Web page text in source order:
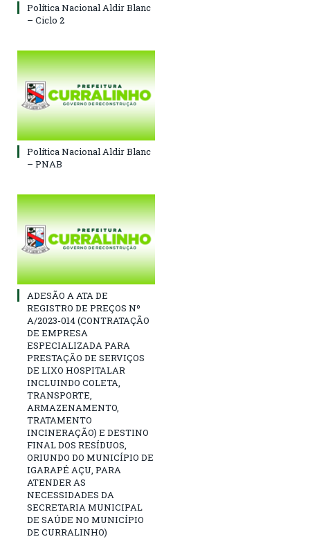
Política Nacional Aldir Blanc
– Ciclo 2
Política Nacional Aldir Blanc
– PNAB
ADESÃO A ATA DE
REGISTRO DE PREÇOS Nº
A/2023-014 (CONTRATAÇÃO
DE EMPRESA
ESPECIALIZADA PARA
PRESTAÇÃO DE SERVIÇOS
DE LIXO HOSPITALAR
INCLUINDO COLETA,
TRANSPORTE,
ARMAZENAMENTO,
TRATAMENTO
INCINERAÇÃO) E DESTINO
FINAL DOS RESÍDUOS,
ORIUNDO DO MUNICÍPIO DE
IGARAPÉ AÇU, PARA
ATENDER AS
NECESSIDADES DA
SECRETARIA MUNICIPAL
DE SAÚDE NO MUNICÍPIO
DE CURRALINHO)